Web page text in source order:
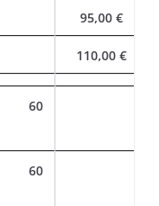
95,00 €
110,00 €
60
60